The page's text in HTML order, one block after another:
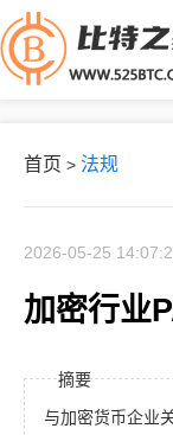
首页 > 法规
2026-05-25
加密行业
摘要
与加密货币企业